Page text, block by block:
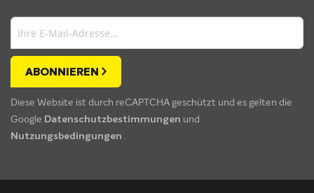
ABONNIEREN
Diese Website ist durch reCAPTCHA geschützt und es gelten die
Google Datenschutzbestimmungen und
Nutzungsbedingungen .